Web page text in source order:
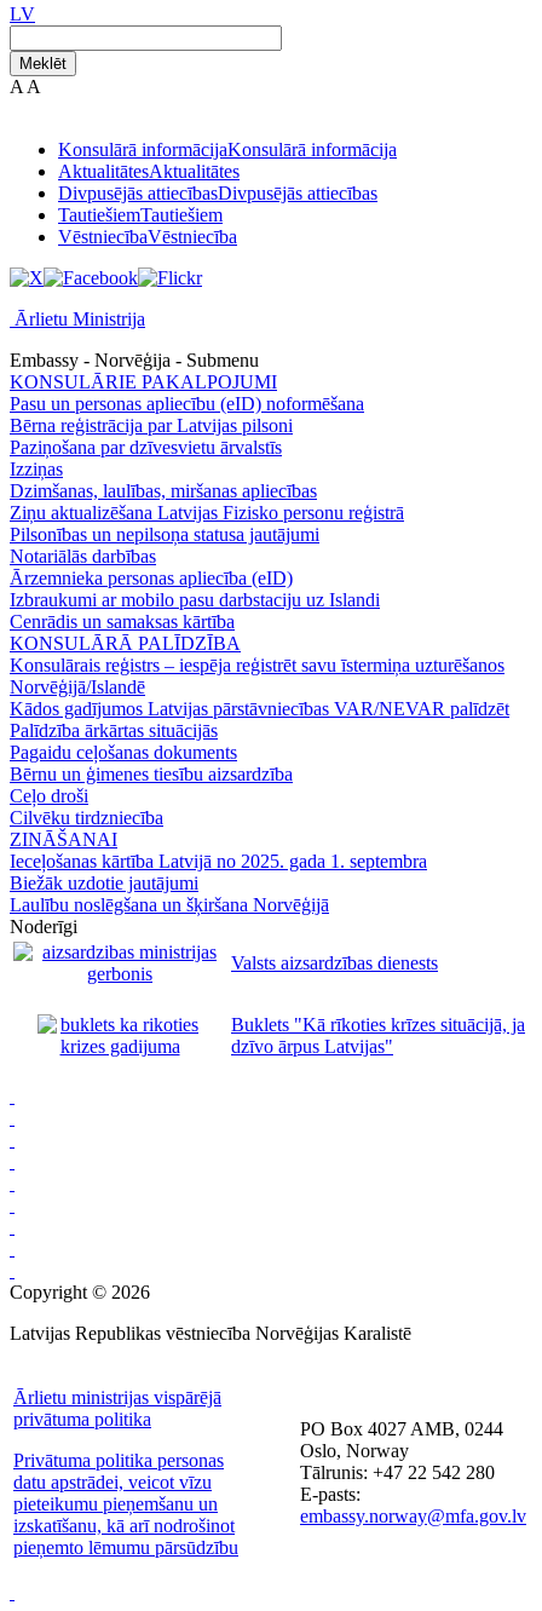
LV
Meklēt
A A
Konsulārā informācijaKonsulārā informācija
AktualitātesAktualitātes
Divpusējās attiecībasDivpusējās attiecības
TautiešiemTautiešiem
VēstniecībaVēstniecība
Ārlietu Ministrija
Embassy - Norvēģija - Submenu
KONSULĀRIE PAKALPOJUMI
Pasu un personas apliecību (eID) noformēšana
Bērna reģistrācija par Latvijas pilsoni
Paziņošana par dzīvesvietu ārvalstīs
Izziņas
Dzimšanas, laulības, miršanas apliecības
Ziņu aktualizēšana Latvijas Fizisko personu reģistrā
Pilsonības un nepilsoņa statusa jautājumi
Notariālās darbības
Ārzemnieka personas apliecība (eID)
Izbraukumi ar mobilo pasu darbstaciju uz Islandi
Cenrādis un samaksas kārtība
KONSULĀRĀ PALĪDZĪBA
Konsulārais reģistrs – iespēja reģistrēt savu īstermiņa uzturēšanos
Norvēģijā/Islandē
Kādos gadījumos Latvijas pārstāvniecības VAR/NEVAR palīdzēt
Palīdzība ārkārtas situācijās
Pagaidu ceļošanas dokuments
Bērnu un ģimenes tiesību aizsardzība
Ceļo droši
Cilvēku tirdzniecība
ZINĀŠANAI
Ieceļošanas kārtība Latvijā no 2025. gada 1. septembra
Biežāk uzdotie jautājumi
Laulību noslēgšana un šķiršana Norvēģijā
Noderīgi
Valsts aizsardzības dienests
Buklets "Kā rīkoties krīzes situācijā, ja
dzīvo ārpus Latvijas"
Copyright © 2026
Latvijas Republikas vēstniecība Norvēģijas Karalistē
Ārlietu ministrijas vispārējā
privātuma politika
Privātuma politika personas
datu apstrādei, veicot vīzu
pieteikumu pieņemšanu un
izskatīšanu, kā arī nodrošinot
pieņemto lēmumu pārsūdzību
PO Box 4027 AMB, 0244
Oslo, Norway
Tālrunis: +47 22 542 280
E-pasts:
embassy.norway@mfa.gov.lv